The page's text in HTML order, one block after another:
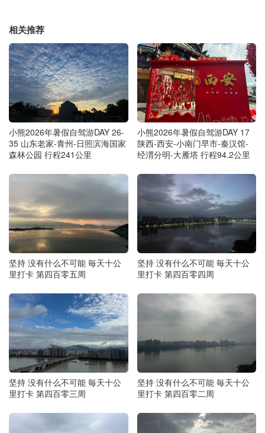
相关推荐
小熊2026年暑假自驾游DAY 26-
35 山东老家-青州-日照滨海国家
森林公园 行程241公里
小熊2026年暑假自驾游DAY 17
陕西-西安-小南门早市-秦汉馆-
经渭分明-大雁塔 行程94.2公里
坚持 没有什么不可能 毎天十公
里打卡 第四百零五周
坚持 没有什么不可能 毎天十公
里打卡 第四百零四周
坚持 没有什么不可能 毎天十公
里打卡 第四百零三周
坚持 没有什么不可能 毎天十公
里打卡 第四百零二周